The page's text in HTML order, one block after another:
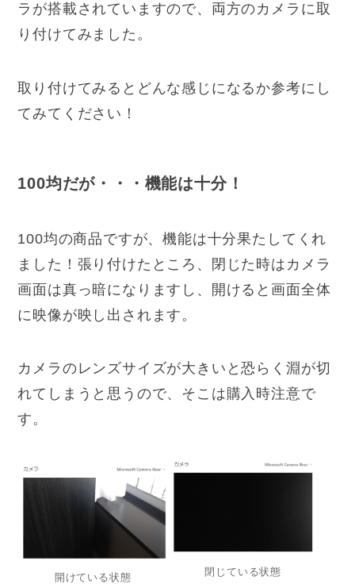
ラが搭載されていますので、両方のカメラに取
り付けてみました。
取り付けてみるとどんな感じになるか参考にし
てみてください！
100均だが・・・機能は十分！
100均の商品ですが、機能は十分果たしてくれ
ました！張り付けたところ、閉じた時はカメラ
画面は真っ暗になりますし、開けると画面全体
に映像が映し出されます。
カメラのレンズサイズが大きいと恐らく淵が切
れてしまうと思うので、そこは購入時注意で
す。
開けている状態 閉じている状態